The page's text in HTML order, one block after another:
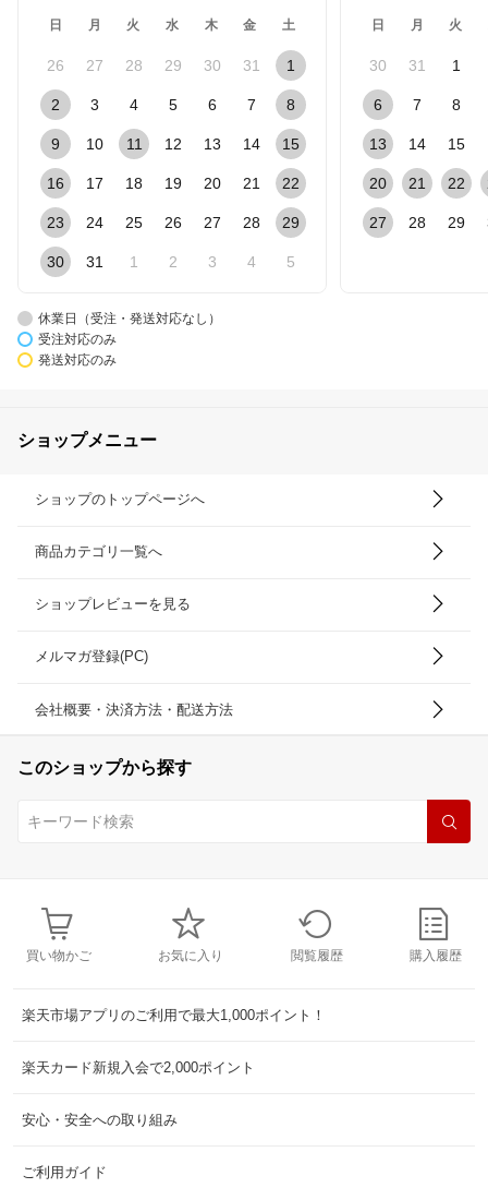
日 月 火 水 木 金 土
26 27 28 29 30 31 1
2 3 4 5 6 7 8
9 10 11 12 13 14 15
16 17 18 19 20 21 22
23 24 25 26 27 28 29
30 31 1 2 3 4 5
日 月 火
30 31 1
6 7 8
13 14 15
20 21 22
27 28 29
休業日（受注・発送対応なし）
受注対応のみ
発送対応のみ
ショップメニュー
ショップのトップページへ
商品カテゴリ一覧へ
ショップレビューを見る
メルマガ登録(PC)
会社概要・決済方法・配送方法
このショップから探す
買い物かご お気に入り 閲覧履歴 購入履歴
楽天市場アプリのご利用で最大1,000ポイント！
楽天カード新規入会で2,000ポイント
安心・安全への取り組み
ご利用ガイド